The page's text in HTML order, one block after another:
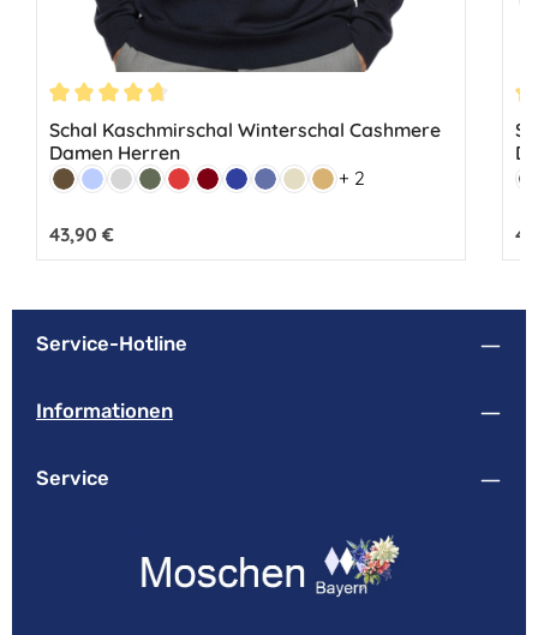
Durchschnittliche Bewertung von 4.64 von 5 Sternen
Schal Kaschmirschal Winterschal Cashmere
Damen Herren
Farbe:
Dunkelbraun
HellblauHellgrau
Oliv Rot Bordeaux
MarineMittelblau
BeigeCamel
+ 2
Regulärer Preis:
43,90 €
Service-Hotline
Informationen
Service